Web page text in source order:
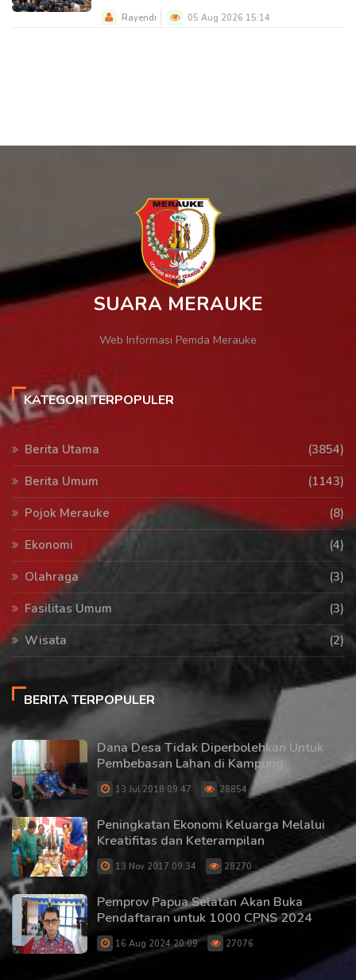
Rayendi 05 Aug 2026 15:14
SUARA MERAUKE
Web Informasi Pemda Merauke
KATEGORI TERPOPULER
Berita Utama
(3854)
Berita Umum
(1143)
Pojok Merauke
(8)
Ekonomi
(4)
Olahraga
(3)
Fasilitas Umum
(3)
Wisata
(2)
BERITA TERPOPULER
Dana Desa Tidak Diperbolehkan Untuk
Pembebasan Lahan di Kampung
13 Jul 2018 09:47 28854
Peningkatan Ekonomi Keluarga Melalui
Kreatifitas dan Keterampilan
13 Nov 2017 09:34 28270
Pemprov Papua Selatan Akan Buka
Pendaftaran untuk 1000 CPNS 2024
16 Aug 2024 20:09 27076